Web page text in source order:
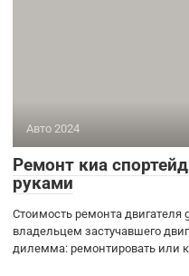
Авто 2024
Ремонт киа
руками
Стоимость ремонта двигателя
владельцем застучавшего
дилемма: ремонтировать или